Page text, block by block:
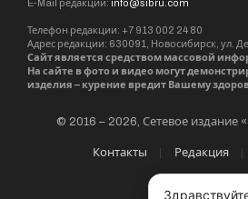
Розничную сеть «Монетка»
Екатеринбурге в 2001 г. Ее
Роман Заболотнов. Ранее
принадлежала еще одна сеть
магазинов – «Райт». Он
принадлежит компании